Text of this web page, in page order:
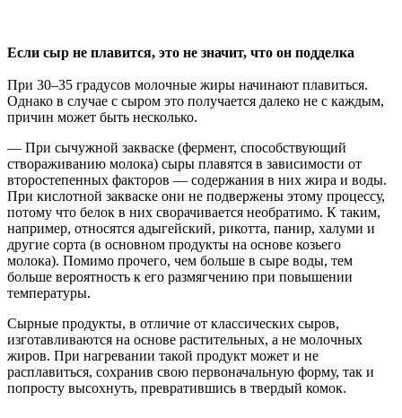
Если сыр не плавится, это не значит, что он подделка
При 30–35 градусов молочные жиры начинают плавиться.
Однако в случае с сыром это получается далеко не с каждым,
причин может быть несколько.
— При сычужной закваске (фермент, способствующий
створаживанию молока) сыры плавятся в зависимости от
второстепенных факторов — содержания в них жира и воды.
При кислотной закваске они не подвержены этому процессу,
потому что белок в них сворачивается необратимо. К таким,
например, относятся адыгейский, рикотта, панир, халуми и
другие сорта (в основном продукты на основе козьего
молока). Помимо прочего, чем больше в сыре воды, тем
больше вероятность к его размягчению при повышении
температуры.
Сырные продукты, в отличие от классических сыров,
изготавливаются на основе растительных, а не молочных
жиров. При нагревании такой продукт может и не
расплавиться, сохранив свою первоначальную форму, так и
попросту высохнуть, превратившись в твердый комок.